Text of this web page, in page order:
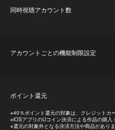
同時視聴アカウント数
アカウントごとの機能制限設定
ポイント還元
※40％ポイント還元の対象は、クレジットカ
※iOSアプリのUコイン決済による作品の購入
※還元の対象外となる決済方法や商品があり